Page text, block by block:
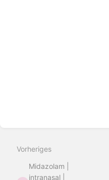
Vorheriges
Midazolam |
intranasal |